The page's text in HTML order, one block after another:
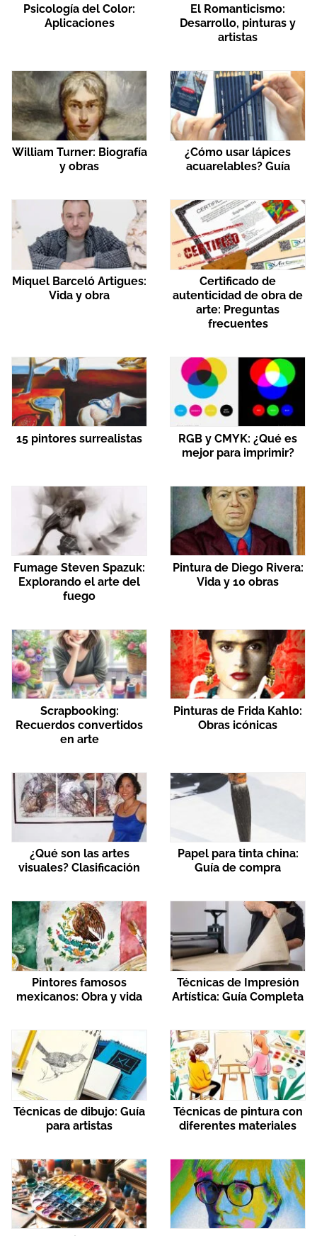
Psicología del Color:
Aplicaciones
El Romanticismo:
Desarrollo, pinturas y
artistas
William Turner: Biografía
y obras
¿Cómo usar lápices
acuarelables? Guía
Miquel Barceló Artigues:
Vida y obra
Certificado de
autenticidad de obra de
arte: Preguntas
frecuentes
15 pintores surrealistas
RGB y CMYK: ¿Qué es
mejor para imprimir?
Fumage Steven Spazuk:
Explorando el arte del
fuego
Pintura de Diego Rivera:
Vida y 10 obras
Scrapbooking:
Recuerdos convertidos
en arte
Pinturas de Frida Kahlo:
Obras icónicas
¿Qué son las artes
visuales? Clasificación
Papel para tinta china:
Guía de compra
Pintores famosos
mexicanos: Obra y vida
Técnicas de Impresión
Artística: Guía Completa
Técnicas de dibujo: Guía
para artistas
Técnicas de pintura con
diferentes materiales